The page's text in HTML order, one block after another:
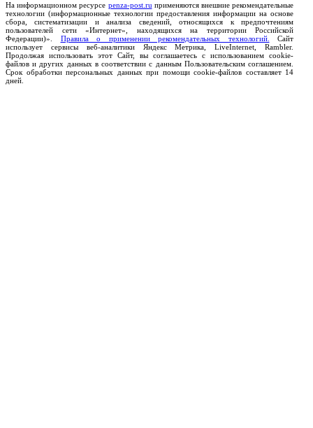
На информационном ресурсе penza-post.ru применяются внешние рекомендательные
технологии (информационные технологии предоставления информации на основе
сбора, систематизации и анализа сведений, относящихся к предпочтениям
пользователей сети «Интернет», находящихся на территории Российской
Федерации)». Правила о применении рекомендательных технологий.
Сайт
использует сервисы веб-аналитики Яндекс Метрика, LiveInternet, Rambler.
Продолжая использовать этот Сайт, вы соглашаетесь с использованием cookie-
файлов и других данных в соответствии с данным Пользовательским соглашением.
Срок обработки персональных данных при помощи cookie-файлов составляет 14
дней.